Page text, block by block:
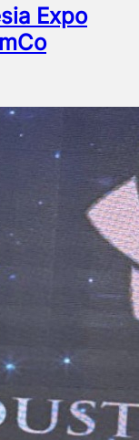
Expo